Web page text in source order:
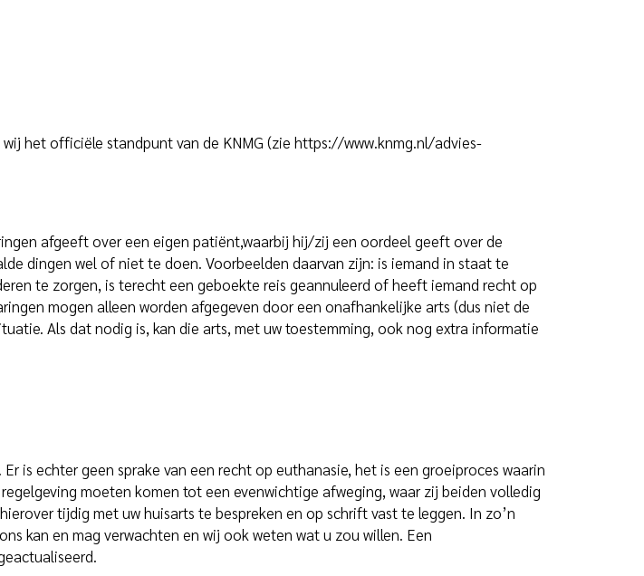
het officiële standpunt van de KNMG (zie https://www.knmg.nl/advies-
afgeeft over een eigen patiënt,waarbij hij/zij een oordeel geeft over de
dingen wel of niet te doen. Voorbeelden daarvan zijn: is iemand in staat te
te zorgen, is terecht een geboekte reis geannuleerd of heeft iemand recht op
mogen alleen worden afgegeven door een onafhankelijke arts (dus niet de
Als dat nodig is, kan die arts, met uw toestemming, ook nog extra informatie
is echter geen sprake van een recht op euthanasie, het is een groeiproces waarin
moeten komen tot een evenwichtige afweging, waar zij beiden volledig
tijdig met uw huisarts te bespreken en op schrift vast te leggen. In zo’n
kan en mag verwachten en wij ook weten wat u zou willen. Een